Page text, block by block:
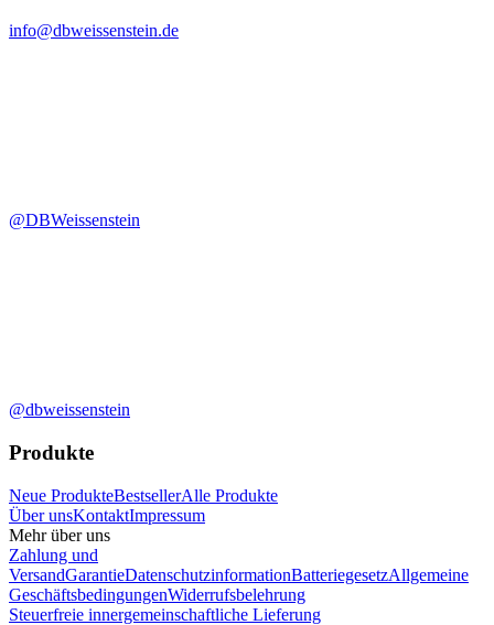
info@dbweissenstein.de
@DBWeissenstein
@dbweissenstein
Produkte
Neue ProdukteBestsellerAlle Produkte
Über unsKontaktImpressum
Mehr über uns
Zahlung und
VersandGarantieDatenschutzinformationBatteriegesetzAllgemeine
GeschäftsbedingungenWiderrufsbelehrung
Steuerfreie innergemeinschaftliche Lieferung